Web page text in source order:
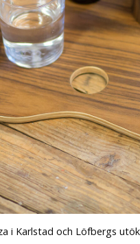
i Karlstad och Löfbergs